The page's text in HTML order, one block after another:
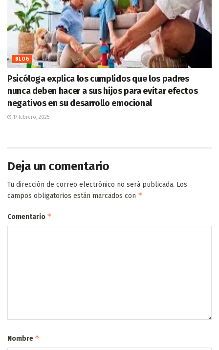
BLOG
Psicóloga explica los cumplidos que los padres
nunca deben hacer a sus hijos para evitar efectos
negativos en su desarrollo emocional
17 febrero, 2025
Deja un comentario
Tu dirección de correo electrónico no será publicada. Los
campos obligatorios están marcados con *
Comentario *
Nombre *